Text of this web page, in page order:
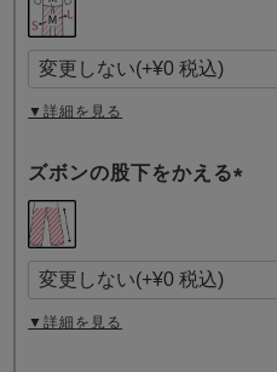
須
)
▼詳細を見る
ズボンの股下をかえる
須
)
▼詳細を見る